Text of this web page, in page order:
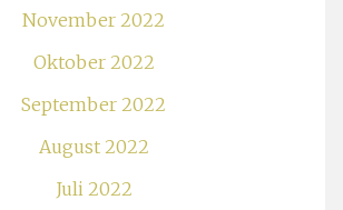
November 2022
Oktober 2022
September 2022
August 2022
Juli 2022